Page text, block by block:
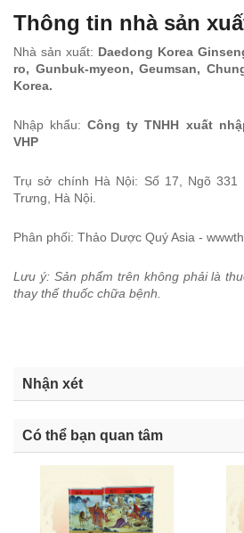
Thông tin nhà sản
Nhà sản xuất: Daedong Korea
ro, Gunbuk-myeon, Geumsan,
Korea.
Nhập khẩu:Công ty TNHH xuất
VHP
Trụ sở chính Hà Nội: Số 17, Ngõ 331
Trưng, Hà Nội.
Phân phối: Thảo Dược Quý Asia -
Lưu ý: Sản phẩm trên không phải là
thay thế thuốc chữa bệnh.
Nhận xét
Có thể bạn quan tâm